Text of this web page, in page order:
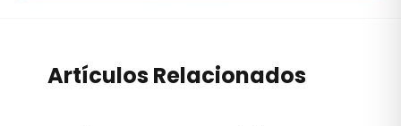
Artículos Relacionados